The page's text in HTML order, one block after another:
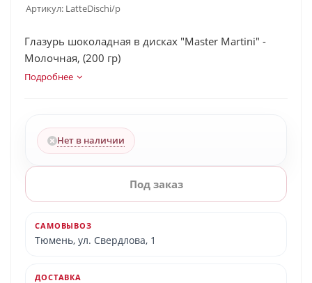
Артикул: LatteDischi/p
Глазурь шоколадная в дисках "Master Martini" -
Молочная, (200 гр)
Подробнее
Нет в наличии
Под заказ
САМОВЫВОЗ
Тюмень, ул. Свердлова, 1
ДОСТАВКА